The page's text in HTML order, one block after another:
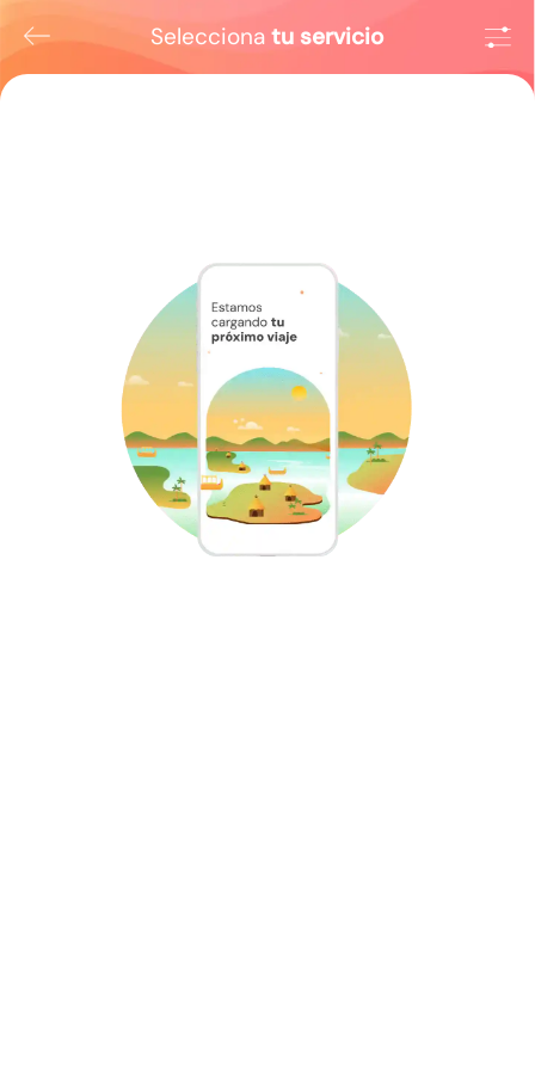
Selecciona tu servicio